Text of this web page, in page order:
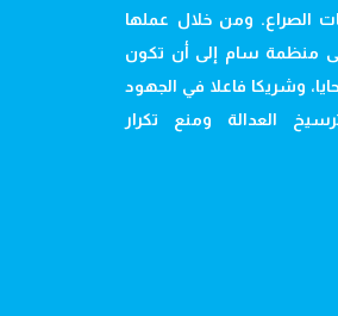
الصراع. ومن خلال عملها
منظمة سام إلى أن تكون
وشريكا فاعلا في الجهود
العدالة ومنع تكرار